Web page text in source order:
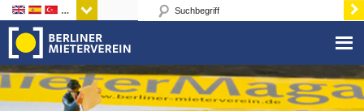
Sprachen